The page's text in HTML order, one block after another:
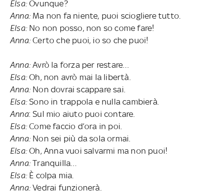
Elsa:Ovunque?
Anna:Ma non fa niente, puoi sciogliere tutto.
Elsa: No non posso, non so come fare!
Anna:Certo che puoi, io so che puoi!
Anna:Avrò la forza per restare…
Elsa:Oh, non avrò mai la libertà.
Anna:Non dovrai scappare sai.
Elsa:Sono in trappola e nulla cambierà.
Anna: Sul mio aiuto puoi contare.
Elsa:Come faccio d’ora in poi.
Anna:Non sei più da sola ormai.
Elsa:Oh, Anna vuoi salvarmi ma non puoi!
Anna:Tranquilla…
Elsa:È colpa mia.
Anna:Vedrai funzionerà.